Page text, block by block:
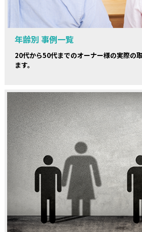
年齢別 事例一覧
20代から50代までのオーナー様の実際の
ます。